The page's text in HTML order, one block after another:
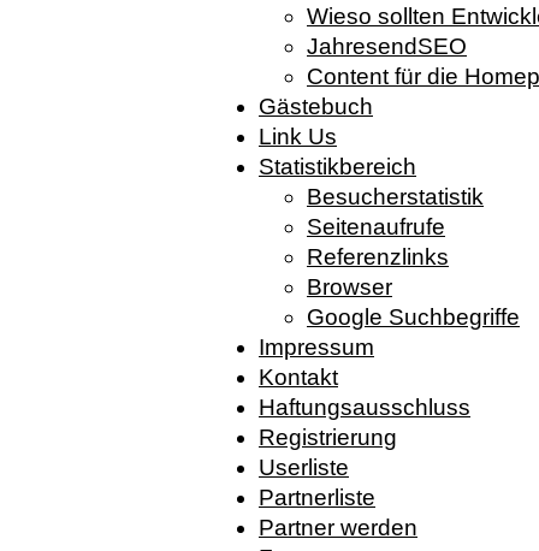
Wieso sollten
JahresendSEO
Content für die
Gästebuch
Link Us
Statistikbereich
Besucherstatistik
Seitenaufrufe
Referenzlinks
Browser
Google Suchbegriffe
Impressum
Kontakt
Haftungsausschluss
Registrierung
Userliste
Partnerliste
Partner werden